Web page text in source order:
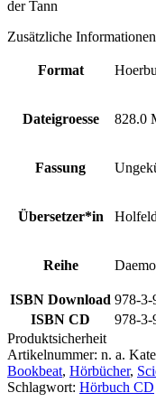
der Tann
Zusätzliche Informationen
Format
Dateigroesse 828.0
Fassung
Übersetzer*in
Reihe
ISBN Download 978-3-
ISBN CD
978-3-
Produktsicherheit
Artikelnummer: n. a.
Bookbeat, Hörbücher,
Schlagwort: Hörbuch CD